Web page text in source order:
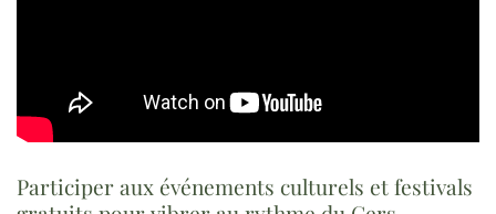
Participer aux événements culturels et festivals